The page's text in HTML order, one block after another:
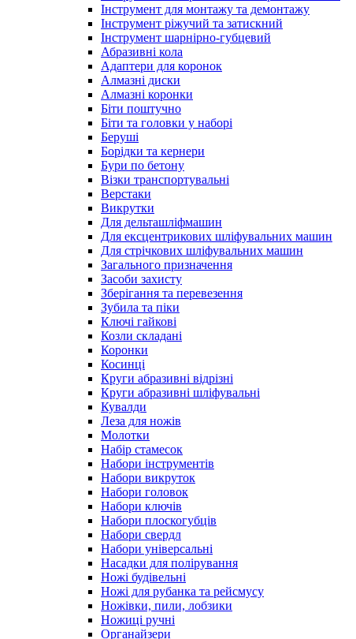
Інструмент для монтажу та демонтажу
Інструмент ріжучий та затискний
Інструмент шарнірно-губцевий
Абразивні кола
Адаптери для коронок
Алмазні диски
Алмазні коронки
Біти поштучно
Біти та головки у наборі
Беруші
Борідки та кернери
Бури по бетону
Візки транспортувальні
Верстаки
Викрутки
Для дельташліфмашин
Для ексцентрикових шліфувальних машин
Для стрічкових шліфувальних машин
Загального призначення
Засоби захисту
Зберігання та перевезення
Зубила та піки
Ключі гайкові
Козли складані
Коронки
Косинці
Круги абразивні відрізні
Круги абразивні шліфувальні
Кувалди
Леза для ножів
Молотки
Набір стамесок
Набори інструментів
Набори викруток
Набори головок
Набори ключів
Набори плоскогубців
Набори свердл
Набори універсальні
Насадки для полірування
Ножі будівельні
Ножі для рубанка та рейсмусу
Ножівки, пили, лобзики
Ножиці ручні
Органайзери